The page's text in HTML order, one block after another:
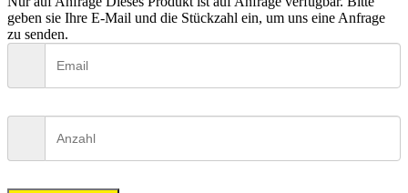
geben sie Ihre E-Mail und die Stückzahl ein, um uns eine Anfrage
zu senden.